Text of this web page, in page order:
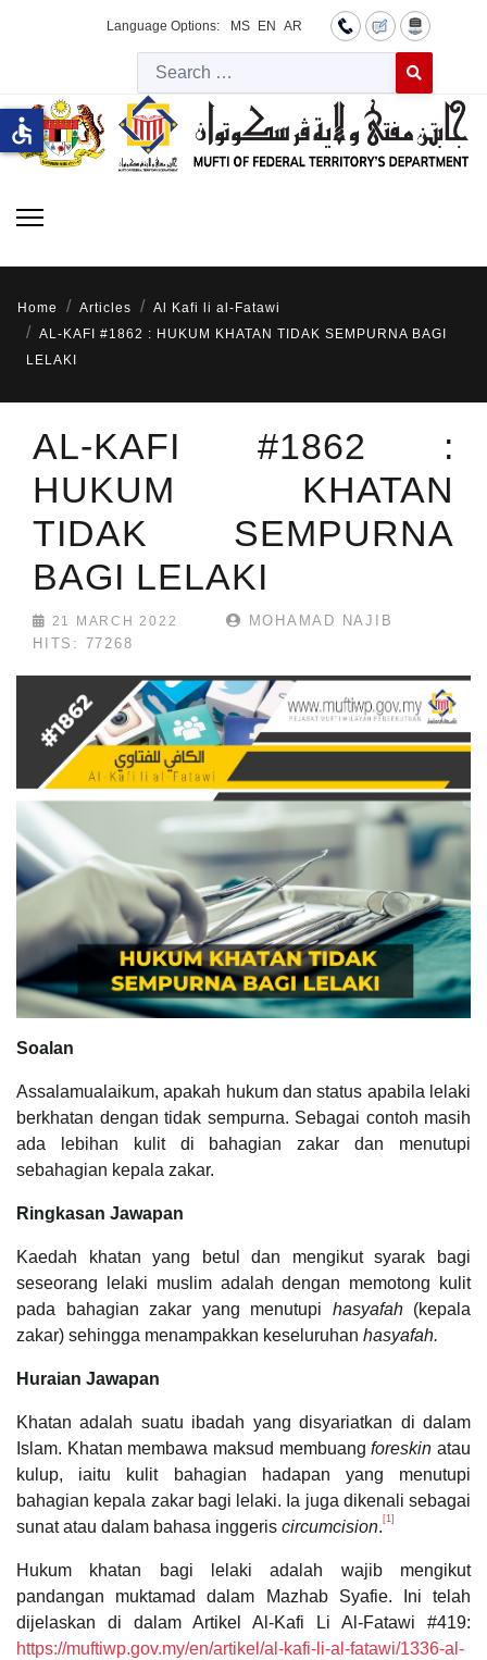
Language Options: MS EN AR
Type 2 or
Home Articles
Al Kafi li al-Fatawi
AL-KAFI #1862 : HUKUM KHATAN TIDAK SEMPURNA BAGI
LELAKI
AL-KAFI #1862 :
HUKUM KHATAN
TIDAK SEMPURNA
BAGI LELAKI
21 MARCH 2022
MOHAMAD NAJIB
HITS: 77268
Soalan
Assalamualaikum, apakah hukum dan status apabila lelaki
berkhatan dengan tidak sempurna. Sebagai contoh masih
ada lebihan kulit di bahagian zakar dan menutupi
sebahagian kepala zakar.
Ringkasan Jawapan
Kaedah khatan yang betul dan mengikut syarak bagi
seseorang lelaki muslim adalah dengan memotong kulit
pada bahagian zakar yang menutupi hasyafah(kepala
zakar) sehingga menampakkan keseluruhan hasyafah.
Huraian Jawapan
Khatan adalah suatu ibadah yang disyariatkan di dalam
Islam. Khatan membawa maksud membuangforeskin atau
kulup, iaitu kulit bahagian hadapan yang menutupi
bahagian kepala zakar bagi lelaki. Ia juga dikenali sebagai
sunat atau dalam bahasa inggeris circumcision. [1]
Hukum khatan bagi lelaki adalah wajib mengikut
pandangan muktamad dalam Mazhab Syafie. Ini telah
dijelaskan di dalam Artikel Al-Kafi Li Al-Fatawi #419:
https://muftiwp.gov.my/en/artikel/al-kafi-li-al-fatawi/1336-al-
accessible